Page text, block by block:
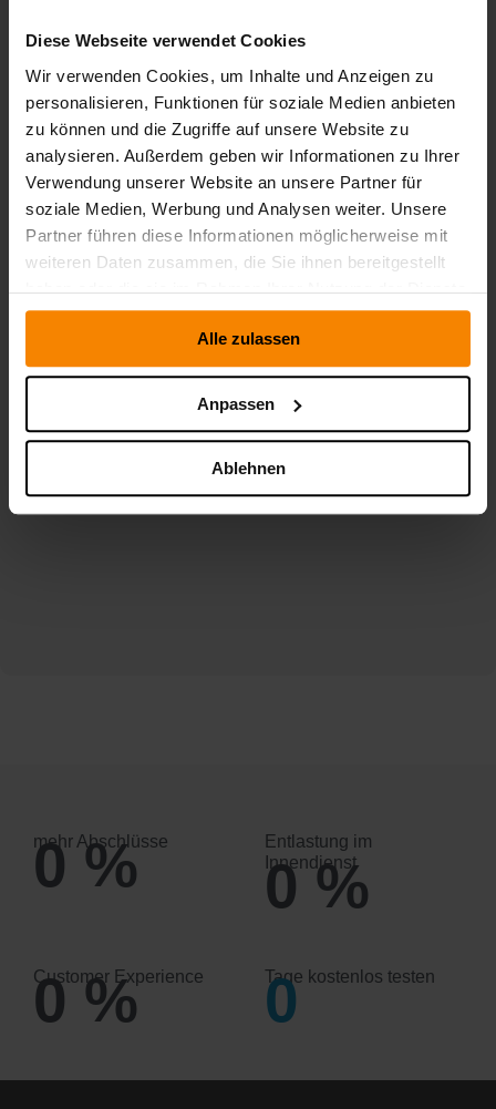
Diese Webseite verwendet Cookies
Wir verwenden Cookies, um Inhalte und Anzeigen zu
personalisieren, Funktionen für soziale Medien anbieten
zu können und die Zugriffe auf unsere Website zu
analysieren. Außerdem geben wir Informationen zu Ihrer
Verwendung unserer Website an unsere Partner für
soziale Medien, Werbung und Analysen weiter. Unsere
Partner führen diese Informationen möglicherweise mit
weiteren Daten zusammen, die Sie ihnen bereitgestellt
haben oder die sie im Rahmen Ihrer Nutzung der Dienste
gesammelt haben.
Alle zulassen
Anpassen
Ablehnen
mehr Abschlüsse
0 %
Entlastung im
Innendienst
0 %
Customer Experience
0 % Tage kostenlos testen
0